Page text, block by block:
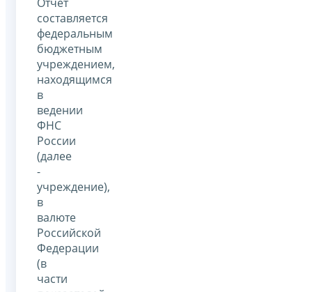
составляется
федеральным
бюджетным
учреждением,
находящимся
в
ведении
ФНС
России
(далее
-
учреждение),
в
валюте
Российской
Федерации
(в
части